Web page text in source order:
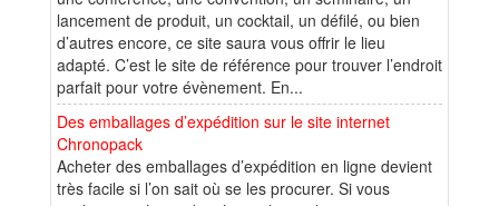
lancement de produit, un cocktail, un défilé, ou bien
d’autres encore, ce site saura vous offrir le lieu
adapté. C’est le site de référence pour trouver l’endroit
parfait pour votre évènement. En...
Des emballages d’expédition sur le site internet
Chronopack
Acheter des emballages d’expédition en ligne devient
très facile si l’on sait où se les procurer. Si vous